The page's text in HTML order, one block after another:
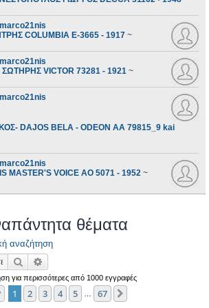
marco21nis
COLUMBIA E-3665 - 1917 ~
marco21nis
VICTOR 73281 - 1921 ~
marco21nis
DAJOS BELA - ODEON AA 79815_9 kai
marco21nis
MASTER'S VOICE AO 5071 - 1952 ~
θέματα
αναζήτηση
Αναζήτηση
για περισσότερες από 1000 εγγραφές
Σελίδα από67
1 2 3 4 5 67